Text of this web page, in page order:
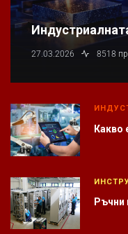
27.03.2026 8518
Какво
Ръчни